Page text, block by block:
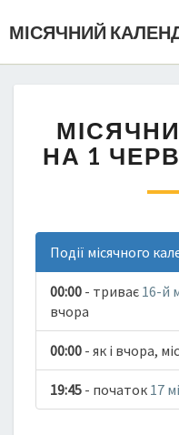
МІСЯЧНИЙ
НА 1
Події місячного
00:00 - триває 16-й
вчора
00:00 - як і вчора,
19:45 - початок 17